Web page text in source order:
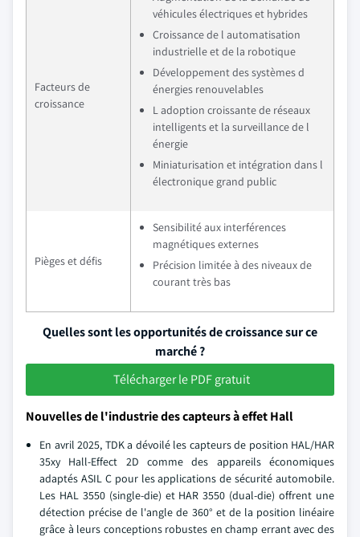
Facteurs de
croissance
véhicules électriques et hybrides
Croissance de l automatisation
industrielle et de la robotique
Développement des systèmes d
énergies renouvelables
L adoption croissante de réseaux
intelligents et la surveillance de l
énergie
Miniaturisation et intégration dans l
électronique grand public
Pièges et défis
Sensibilité aux interférences
magnétiques externes
Précision limitée à des niveaux de
courant très bas
Quelles sont les opportunités de croissance sur ce
marché ?
Télécharger le PDF gratuit
Nouvelles de l'industrie des capteurs à effet Hall
En avril 2025, TDK a dévoilé les capteurs de position HAL/HAR
35xy Hall-Effect 2D comme des appareils économiques
adaptés ASIL C pour les applications de sécurité automobile.
Les HAL 3550 (single-die) et HAR 3550 (dual-die) offrent une
détection précise de l'angle de 360° et de la position linéaire
grâce à leurs conceptions robustes en champ errant avec des